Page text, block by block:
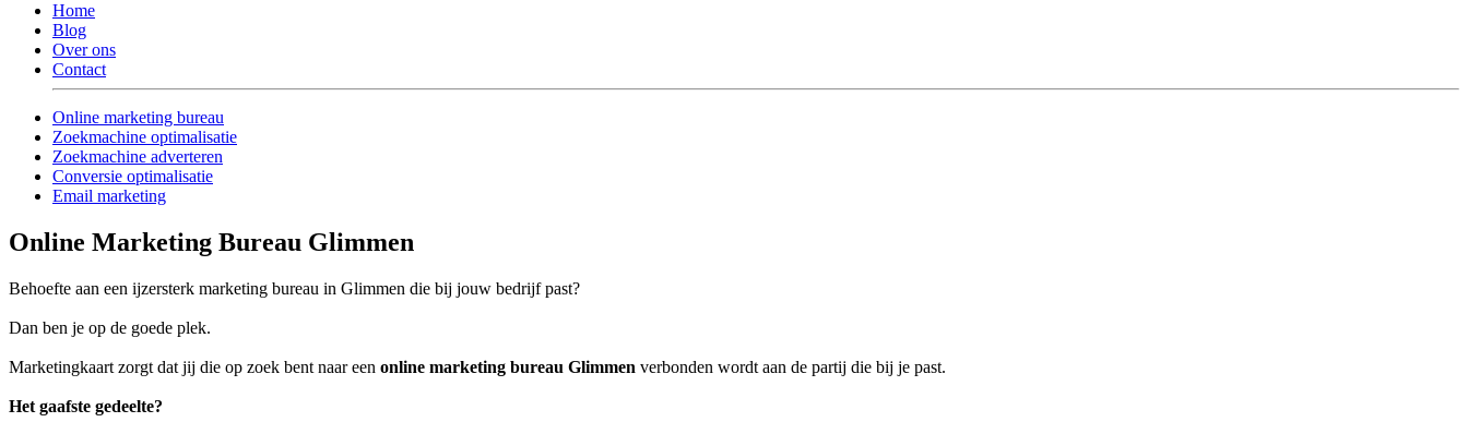
Home
Blog
Over ons
Contact
Online marketing bureau
Zoekmachine optimalisatie
Zoekmachine adverteren
Conversie optimalisatie
Email marketing
Online Marketing Bureau Glimmen
Behoefte aan een ijzersterk marketing bureau in Glimmen die bij jouw bedrijf past?
Dan ben je op de goede plek.
Marketingkaart zorgt dat jij die op zoek bent naar een online marketing bureau Glimmen verbonden wordt aan de partij die bij je past.
Het gaafste gedeelte?